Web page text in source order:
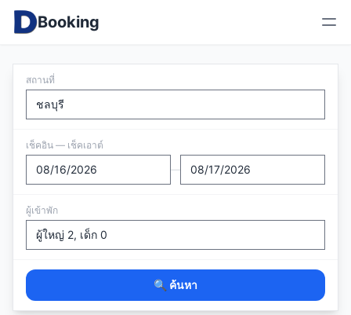
Booking
สถานที่
เช็คอิน — เช็คเอาต์
—
ผู้เข้าพัก
🔍 ค้นหา